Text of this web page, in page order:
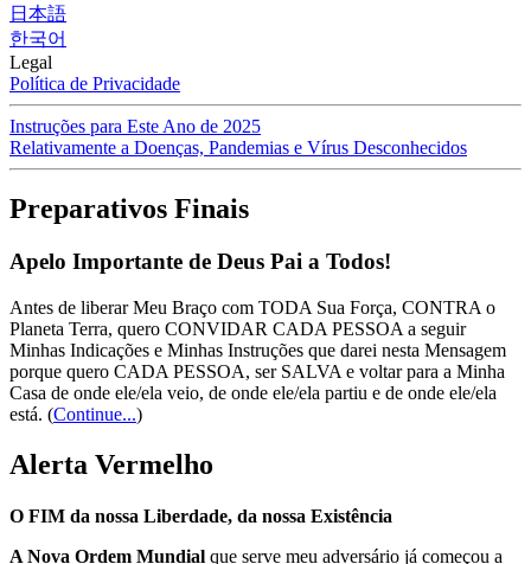
日本語
한국어
Legal
Política de Privacidade
Instruções para Este Ano de 2025
Relativamente a Doenças, Pandemias e Vírus Desconhecidos
Preparativos Finais
Apelo Importante de Deus Pai a Todos!
Antes de liberar Meu Braço com TODA Sua Força, CONTRA o
Planeta Terra, quero CONVIDAR CADA PESSOA a seguir
Minhas Indicações e Minhas Instruções que darei nesta Mensagem
porque quero CADA PESSOA, ser SALVA e voltar para a Minha
Casa de onde ele/ela veio, de onde ele/ela partiu e de onde ele/ela
está. (Continue...)
Alerta Vermelho
O FIM da nossa Liberdade, da nossa Existência
A Nova Ordem Mundial que serve meu adversário já começou a